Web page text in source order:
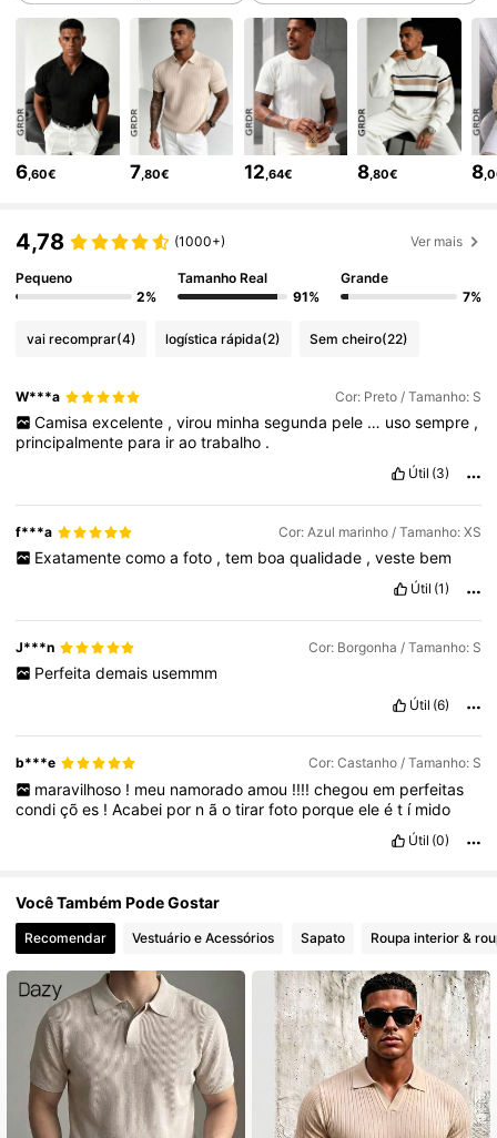
172K Seguidores
4,74 172K Seguidores
172K Seguidores
172K Seguidores
4,74 172K Seguidores
4,74
6 ,60€ 7 ,80€ 12 ,64€ 8 ,80€ 8
4,78 (1000+) Ver mais
Pequeno
2%
Tamanho Real
91%
Grande
7%
vai recomprar(4) logística rápida(2) Sem cheiro(22)
W***a Cor: Preto / Tamanho: S
Camisa excelente , virou minha segunda pele … uso sempre ,
principalmente para iraotrabalho .
Útil (3)
f***a Cor: Azul marinho / Tamanho: XS
Exatamente como a foto , tem boa qualidade , veste bem
Útil (1)
J***n Cor: Borgonha / Tamanho: S
Perfeita demais usemmm
Útil (6)
b***e Cor: Castanho / Tamanho: S
maravilhoso ! meu namorado amou !!!! chegou em perfeitas
condições !Acabei por nãotirarfoto porqueeleét í mido
Útil (0)
Você Também Pode Gostar
Recomendar Vestuário e Acessórios Sapato Roupa interior &